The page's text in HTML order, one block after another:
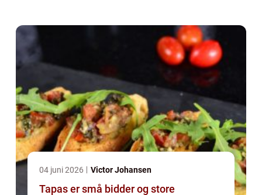
04 juni 2026 Victor Johansen
Tapas er små bidder og store